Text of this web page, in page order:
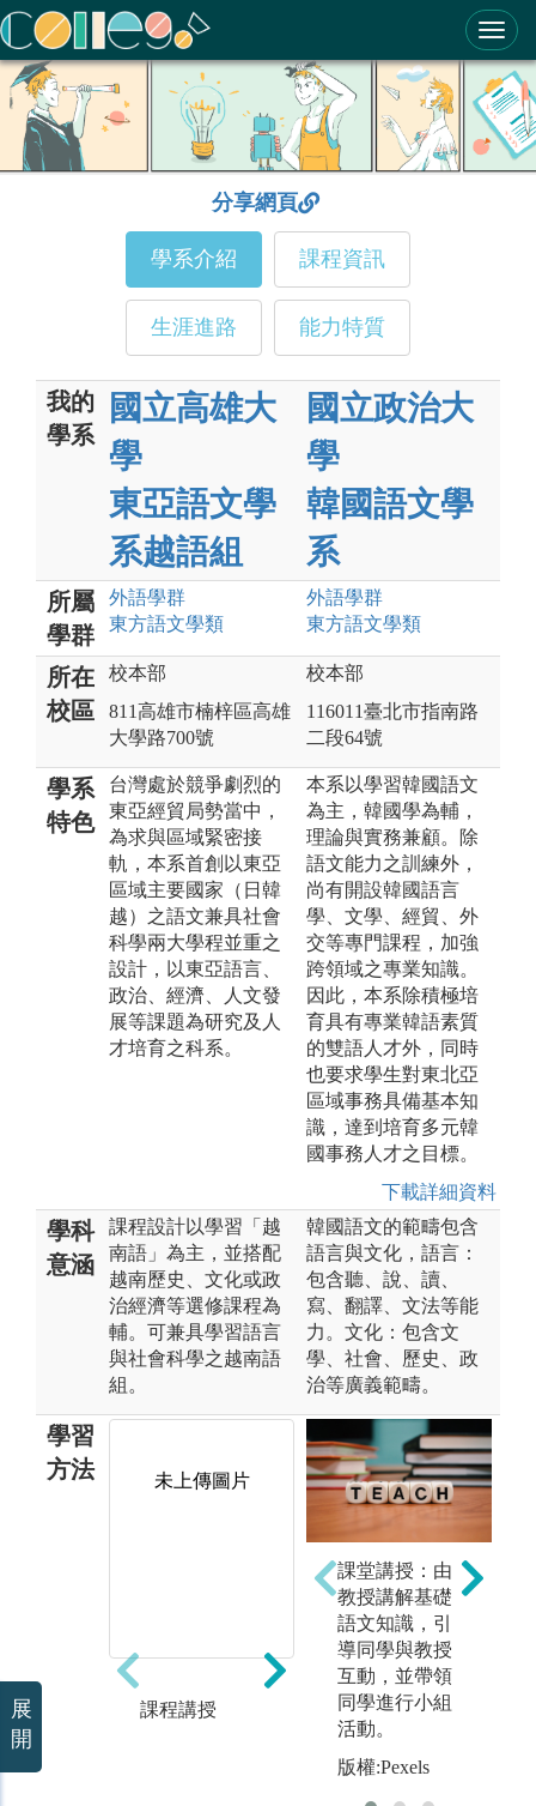
ColleGo! 大學選才與高中育才輔助系統
分享網頁
學系介紹 課程資訊
生涯進路 能力特質
我的
學系
國立高雄大
學
東亞語文學
系越語組
國立政治大
學
韓國語文學
系
所屬
學群
外語學群
東方語文學類
外語學群
東方語文學類
所在
校區
校本部
811高雄市楠梓區高雄
大學路700號
校本部
116011臺北市指南路
二段64號
學系
特色
台灣處於競爭劇烈的
東亞經貿局勢當中，
為求與區域緊密接
軌，本系⾸創以東亞
區域主要國家（⽇韓
越）之語文兼具社會
科學兩⼤學程並重之
設計，以東亞語⾔、
政治、經濟、⼈文發
展等課題為研究及⼈
才培育之科系。
本系以學習韓國語文
為主，韓國學為輔，
理論與實務兼顧。除
語文能力之訓練外，
尚有開設韓國語言
學、文學、經貿、外
交等專門課程，加強
跨領域之專業知識。
因此，本系除積極培
育具有專業韓語素質
的雙語人才外，同時
也要求學生對東北亞
區域事務具備基本知
識，達到培育多元韓
國事務人才之目標。
下載詳細資料
學科
意涵
課程設計以學習「越
南語」為主，並搭配
越南歷史、文化或政
治經濟等選修課程為
輔。可兼具學習語⾔
與社會科學之越南語
組。
韓國語文的範疇包含
語言與文化，語言：
包含聽、說、讀、
寫、翻譯、文法等能
力。文化：包含文
學、社會、歷史、政
治等廣義範疇。
學習
方法
未上傳圖片
課程講授
實作演練
課堂講授：由
教授講解基礎
語文知識，引
導同學與教授
互動，並帶領
同學進行小組
活動。
版權:Pexels
展
開